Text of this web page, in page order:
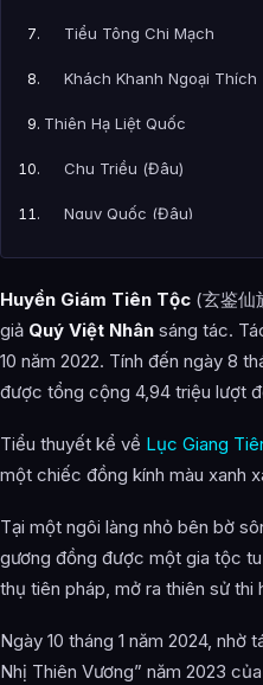
Tiểu Tông Chi Mạch
Khách Khanh Ngoại Thích
Thiên Hạ Liệt Quốc
Chu Triều (Đâu)
Ngụy Quốc (Đâu)
Ninh Quốc (Đâu)
Tề Quốc
Triệu Quốc
Yên Quốc / Mộ Dung
Ngô Quốc
Tống Quốc / Dương (Đâu)
Thục Quốc / Trường Hoài
Thiết Phất Quốc / Hách
Huyền Giám Tiên Tộc (玄鉴仙
giả Quý Việt Nhân sáng tác.
10 năm 2022. Tính đến ngày 8
được tổng cộng 4,94 triệu lượt
Tiểu thuyết kể về Lục Giang
một chiếc đồng kính màu xanh
Tại một ngôi làng nhỏ bên bờ
gương đồng được một gia tộc
thụ tiên pháp, mở ra thiên sử thi
Ngày 10 tháng 1 năm 2024, nhờ
Nhị Thiên Vương” năm 2023